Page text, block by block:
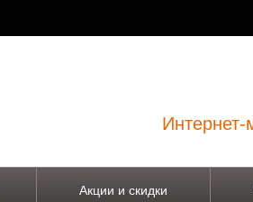
Интернет-
Акции и скидки